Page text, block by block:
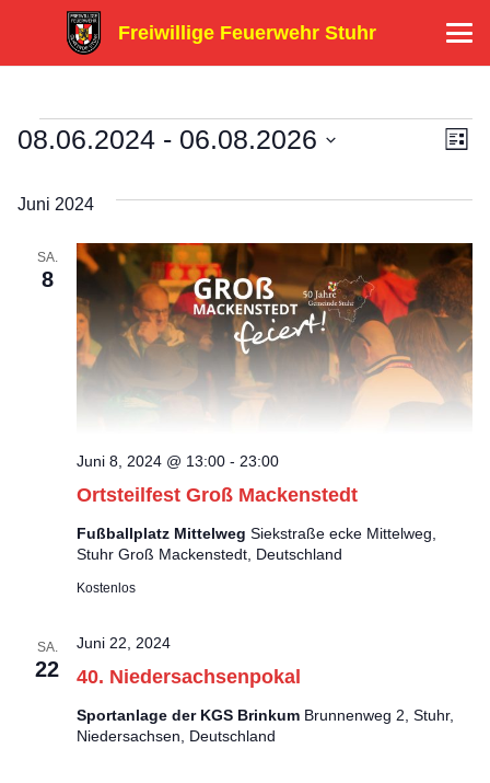
Freiwillige Feuerwehr Stuhr
V
e
u
A
n
s
i
c
h
v
V
a
n
s
t
Liste
08.06.2024 - 06.08.2026
wählen.
Juni 2024
SA.
8
Ortsteilfest Groß Mackenstedt
Juni 8, 2024 @ 13:00 - 23:00
Fußballplatz Mittelweg Siekstraße ecke Mittelweg,
Stuhr Groß Mackenstedt, Deutschland
Kostenlos
SA.
22 40. Niedersachsenpokal
Juni 22, 2024
Sportanlage der KGS Brinkum Brunnenweg 2, Stuhr,
Niedersachsen, Deutschland